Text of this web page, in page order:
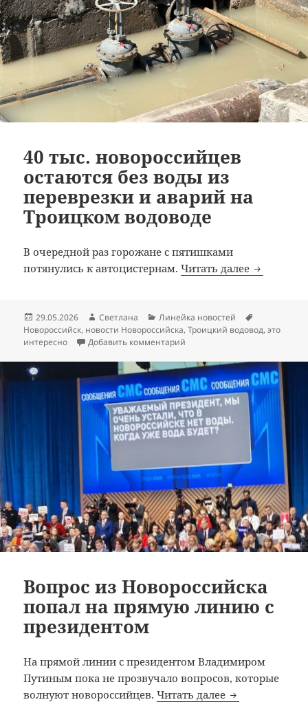
40 тыс. новороссийцев
остаются без воды из
переврезки и аварий на
Троицком водоводе
В очередной раз горожане с пятишками
потянулись к автоцистернам.Читать далее 40 тыс.
Опубликовано
29.05.2026 Автор
Светлана Рубрики
Линейка новостей
Новороссийск, новости Новороссийска,Троицкий водовод,это
интересно
Добавить комментарий
Вопрос из Новороссийска
попал на прямую линию с
президентом
На прямой линии с президентом Владимиром
Путиным пока не прозвучало вопросов, которые
волнуют новороссийцев.Читать далее Вопрос из